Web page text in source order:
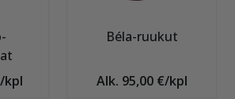
kpl
Béla-ruukut
Alk. 95,00 €/kpl